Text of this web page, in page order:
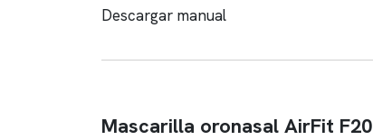
Descargar manual
Mascarilla oronasal AirFit F20